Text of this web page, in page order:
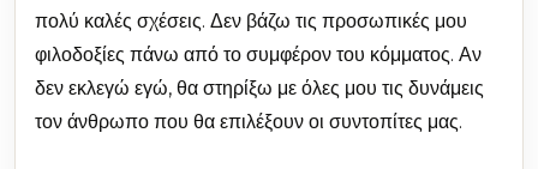
πολύ καλές σχέσεις. Δεν βάζω τις προσωπικές μου
φιλοδοξίες πάνω από το συμφέρον του κόμματος. Αν
δεν εκλεγώ εγώ, θα στηρίξω με όλες μου τις δυνάμεις
τον άνθρωπο που θα επιλέξουν οι συντοπίτες μας.